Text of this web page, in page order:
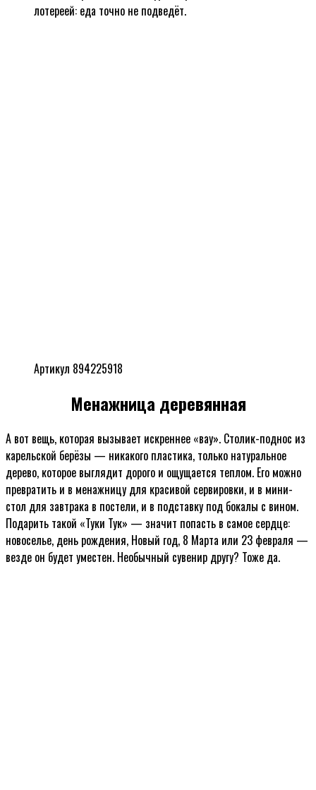
лотереей: еда точно не подведёт.
Артикул 894225918
Менажница деревянная
А вот вещь, которая вызывает искреннее «вау». Столик-поднос из
карельской берёзы — никакого пластика, только натуральное
дерево, которое выглядит дорого и ощущается теплом. Его можно
превратить и в менажницу для красивой сервировки, и в мини-
стол для завтрака в постели, и в подставку под бокалы с вином.
Подарить такой «Туки Тук» — значит попасть в самое сердце:
новоселье, день рождения, Новый год, 8 Марта или 23 февраля —
везде он будет уместен. Необычный сувенир другу? Тоже да.